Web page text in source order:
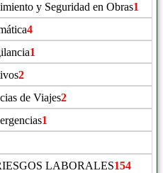
y Seguridad en Obras1
4
1
2
de Viajes2
1
LABORALES154